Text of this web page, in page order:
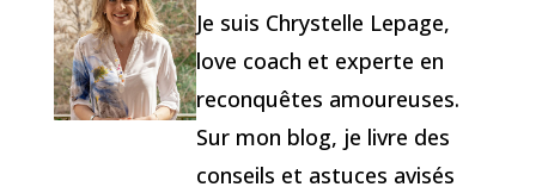
Je suis Chrystelle Lepage,
love coach et experte en
reconquêtes amoureuses.
Sur mon blog, je livre des
conseils et astuces avisés